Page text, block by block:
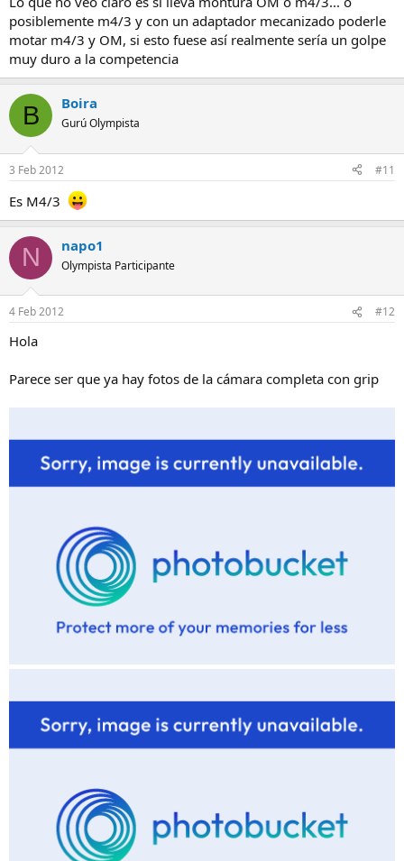
posiblemente m4/3 y con un adaptador mecanizado poderle
motar m4/3 y OM, si esto fuese así realmente sería un golpe
muy duro a la competencia
B Boira
Gurú Olympista
3 Feb 2012 #11
Es M4/3
N napo1
Olympista Participante
4 Feb 2012 #12
Hola
Parece ser que ya hay fotos de la cámara completa con grip